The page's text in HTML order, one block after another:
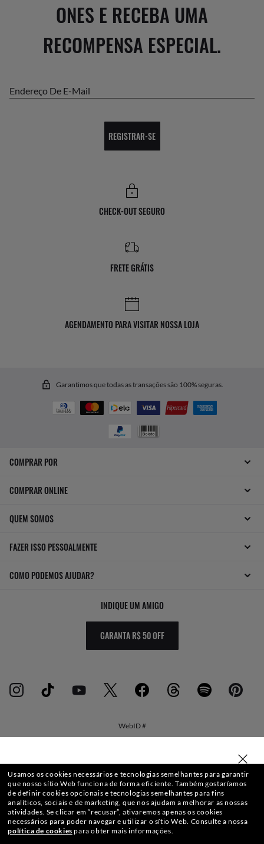
SELECIONE OU DIGITE SUA LOJA
ONES E RECEBA UMA
RECOMPENSA ESPECIAL.
Endereço De E-Mail
REGISTRAR-SE
CHECK-OUT SEGURO
FRETE GRÁTIS
AGENDAMENTO PARA VISITAR NOSSA LOJA
Garantimos que todas as transações são 100% seguras.
COMPRAR POR
COMPRAR ONLINE
QUEM SOMOS
FAZER ISSO PESSOALMENTE
COMO PODEMOS AJUDAR?
INDIQUE UM AMIGO
GARANTA R$ 50 OFF
WebID #
AVISO DE PRIVACIDADE
MAPA DO SITE
Usamos os cookies necessários e tecnologias semelhantes para garantir
que nosso sítio Web funciona de forma eficiente. Também gostaríamos
de definir cookies opcionais e tecnologias semelhantes para fins
analíticos, sociais e de marketing, que nos ajudam a melhorar as nossas
atividades. Se clicar em “recusar”, ativaremos apenas os cookies
necessários para poder navegar e utilizar o sítio Web. Consulte a nossa
política de cookies para obter mais informações.